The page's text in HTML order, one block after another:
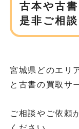
古本や古
是非ご相
宮城県どのエリ
と古書の買取サ
ご相談やご依頼